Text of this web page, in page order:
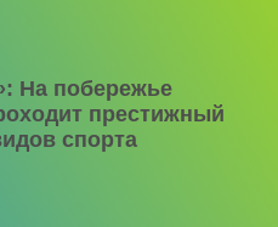
На побережье
престижный
спорта